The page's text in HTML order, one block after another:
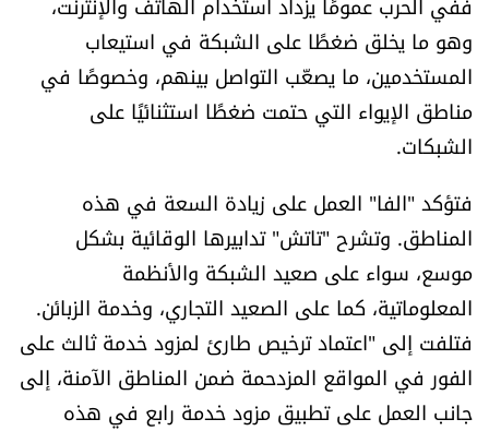
وهو ما يخلق ضغطًا على الشبكة في استيعاب
المستخدمين، ما يصعّب التواصل بينهم، وخصوصًا في
مناطق الإيواء التي حتمت ضغطًا استثنائيًا على
الشبكات.
فتؤكد "الفا" العمل على زيادة السعة في هذه
المناطق. وتشرح "تاتش" تدابيرها الوقائية بشكل
موسع، سواء على صعيد الشبكة والأنظمة
المعلوماتية، كما على الصعيد التجاري، وخدمة الزبائن.
فتلفت إلى "اعتماد ترخيص طارئ لمزود خدمة ثالث على
الفور في المواقع المزدحمة ضمن المناطق الآمنة، إلى
جانب العمل على تطبيق مزود خدمة رابع في هذه